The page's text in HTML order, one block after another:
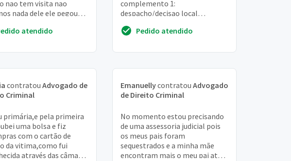
nao tem visita nao
nada dele ele pegou
atendido
complemento 1:
despacho/decisao local
câmara criminal data de
Pedido atendido
contratou Advogado de
Criminal
primária,e pela primeira
uma bolsa e fiz
com o cartão de
da vitima,como fui
através das câmaras
Emanuellycontratou Advogado
de Direito Criminal
No momento estou precisando
de uma assessoria judicial pois
os meus pais foram
sequestrados e a minha mãe
encontram mais o meu pai até